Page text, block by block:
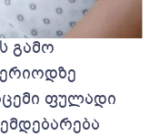
გამო
ფულადი